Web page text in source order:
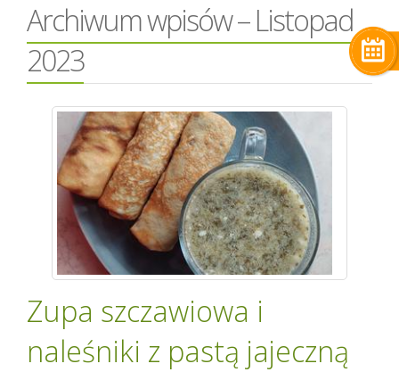
Archiwum wpisów – Listopad
2023
Zupa szczawiowa i
naleśniki z pastą jajeczną